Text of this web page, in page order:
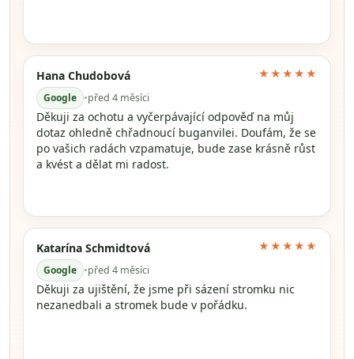
Hana Chudobová
Google •před 4 měsíci
★★★★★
Děkuji za ochotu a vyčerpávající odpověď na můj
dotaz ohledně chřadnoucí buganvilei. Doufám, že se
po vašich radách vzpamatuje, bude zase krásně růst
a kvést a dělat mi radost.
Katarína Schmidtová
Google •před 4 měsíci
★★★★★
Děkuji za ujištění, že jsme při sázení stromku nic
nezanedbali a stromek bude v pořádku.